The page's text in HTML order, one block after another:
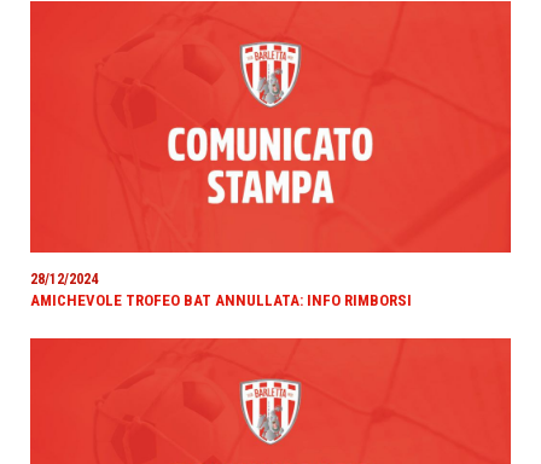
28/12/2024
AMICHEVOLE TROFEO BAT ANNULLATA: INFO RIMBORSI